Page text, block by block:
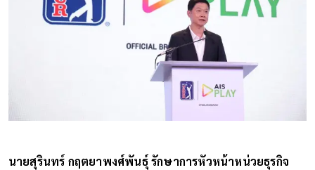
นายสุรินทร์ กฤตยาพงศ์พันธุ์ รักษาการหัวหน้าหน่วยธุรกิจ